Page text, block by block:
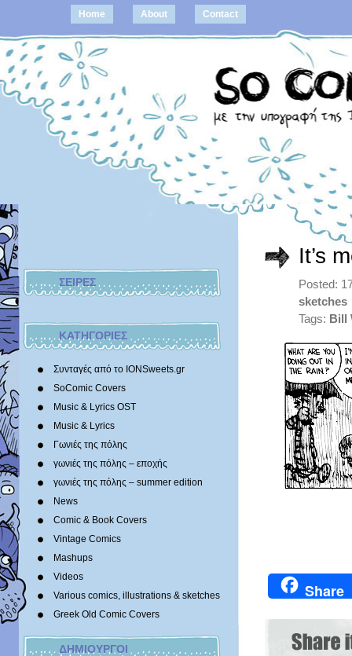
Home About Contact
ΣΕΙΡΕΣ
ΚΑΤΗΓΟΡΙΕΣ
Συνταγές από το IONSweets.gr
SoComic Covers
Music & Lyrics OST
Music & Lyrics
Γωνιές της πόλης
γωνιές της πόλης – εποχής
γωνιές της πόλης – summer edition
News
Comic & Book Covers
Vintage Comics
Mashups
Videos
Various comics, illustrations & sketches
Greek Old Comic Covers
ΔΗΜΙΟΥΡΓΟΙ
It’s
Posted:
sketches
Tags: Bill
Share